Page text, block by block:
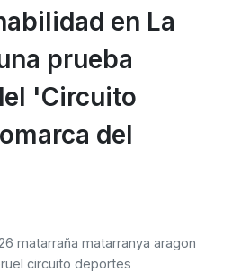
en La
prueba
'Circuito
del
matarraña matarranya aragon
circuito deportes